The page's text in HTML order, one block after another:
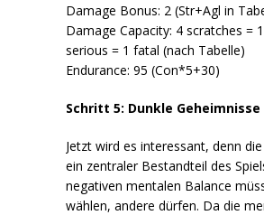
Damage Bonus: 2 (Str+Agl in
Damage Capacity: 4 scratches =
serious = 1 fatal (nach Tabelle)
Endurance: 95 (Con*5+30)
Schritt 5: Dunkle Geheimnisse
Jetzt wird es interessant, denn
ein zentraler Bestandteil des
negativen mentalen Balance
wählen, andere dürfen. Da die